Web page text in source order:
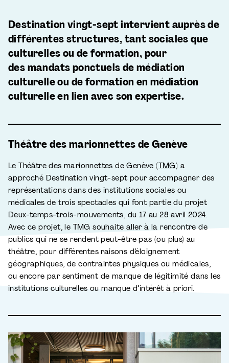
Destination vingt-sept intervient auprès de
différentes structures, tant sociales que
culturelles ou de formation, pour
des mandats ponctuels de médiation
culturelle ou de formation en médiation
culturelle en lien avec son expertise.
Théâtre des marionnettes de Genève
Le Théâtre des marionnettes de Genève (TMG) a
approché Destination vingt-sept pour accompagner des
représentations dans des institutions sociales ou
médicales de trois spectacles qui font partie du projet
Deux-temps-trois-mouvements, du 17 au 28 avril 2024.
Avec ce projet, le TMG souhaite aller à la rencontre de
publics qui ne se rendent peut-être pas (ou plus) au
théâtre, pour différentes raisons d’éloignement
géographiques, de contraintes physiques ou médicales,
ou encore par sentiment de manque de légitimité dans les
institutions culturelles ou manque d’intérêt à priori.